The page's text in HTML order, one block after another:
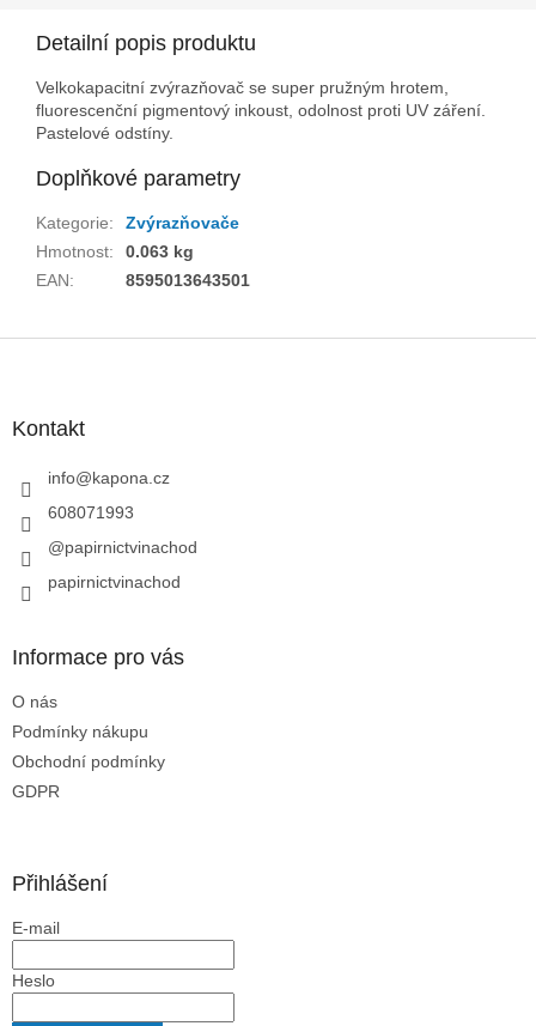
Detailní popis produktu
Velkokapacitní zvýrazňovač se super pružným hrotem,
fluorescenční pigmentový inkoust, odolnost proti UV záření.
Pastelové odstíny.
Doplňkové parametry
Kategorie:
Zvýrazňovače
Hmotnost:
0.063 kg
EAN: 8595013643501
Kontakt
info@kapona.cz
608071993
@papirnictvinachod
papirnictvinachod
Informace pro vás
O nás
Podmínky nákupu
Obchodní podmínky
GDPR
Přihlášení
E-mail
Heslo